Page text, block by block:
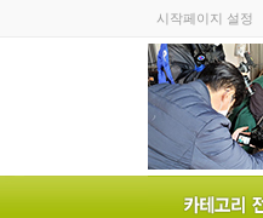
시작페이지 설정